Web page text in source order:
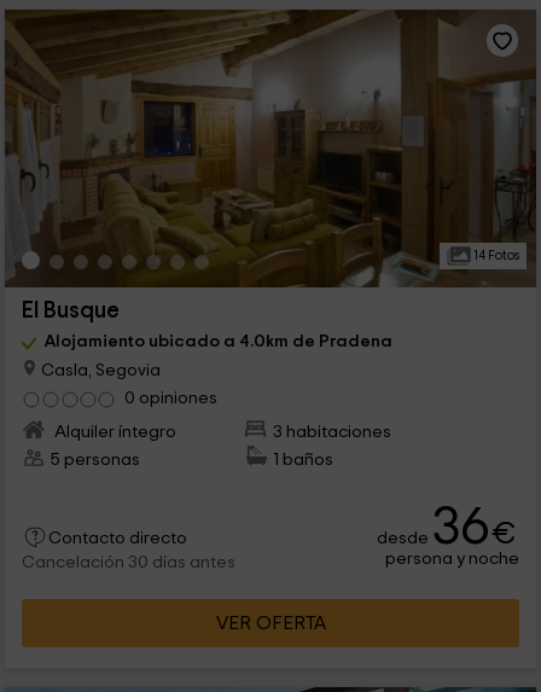
14 Fotos
El Busque
Alojamiento ubicado a 4.0km de Pradena
Casla, Segovia
0 opiniones
Alquiler íntegro
3 habitaciones
5 personas
1 baños
Contacto directo
Cancelación 30 días antes
desde 36€
persona y noche
VER OFERTA